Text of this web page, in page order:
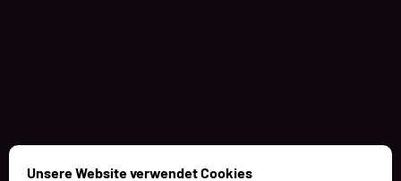
Unsere Website verwendet Cookies